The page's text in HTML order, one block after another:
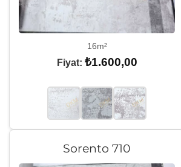
16m²
Fiyat: ₺1.600,00
Sorento 710